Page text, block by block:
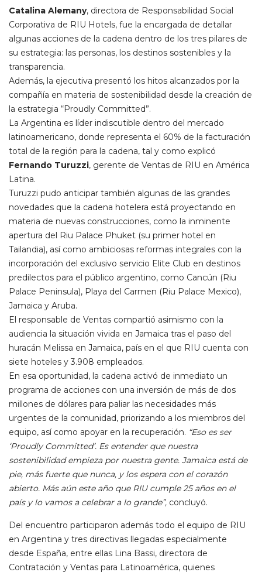
Catalina Alemany, directora de Responsabilidad Social
Corporativa de RIU Hotels, fue la encargada de detallar
algunas acciones de la cadena dentro de los tres pilares de
su estrategia: las personas, los destinos sostenibles y la
transparencia.
Además, la ejecutiva presentó los hitos alcanzados por la
compañía en materia de sostenibilidad desde la creación de
la estrategia “Proudly Committed”.
La Argentina es líder indiscutible dentro del mercado
latinoamericano, donde representa el 60% de la facturación
total de la región para la cadena, tal y como explicó
Fernando Turuzzi, gerente de Ventas de RIU en América
Latina.
Turuzzi pudo anticipar también algunas de las grandes
novedades que la cadena hotelera está proyectando en
materia de nuevas construcciones, como la inminente
apertura del Riu Palace Phuket (su primer hotel en
Tailandia), así como ambiciosas reformas integrales con la
incorporación del exclusivo servicio Elite Club en destinos
predilectos para el público argentino, como Cancún (Riu
Palace Peninsula), Playa del Carmen (Riu Palace Mexico),
Jamaica y Aruba.
El responsable de Ventas compartió asimismo con la
audiencia la situación vivida en Jamaica tras el paso del
huracán Melissa en Jamaica, país en el que RIU cuenta con
siete hoteles y 3.908 empleados.
En esa oportunidad, la cadena activó de inmediato un
programa de acciones con una inversión de más de dos
millones de dólares para paliar las necesidades más
urgentes de la comunidad, priorizando a los miembros del
equipo, así como apoyar en la recuperación. “Eso es ser
‘Proudly Committed’. Es entender que nuestra
sostenibilidad empieza por nuestra gente. Jamaica está de
pie, más fuerte que nunca, y los espera con el corazón
abierto. Más aún este año que RIU cumple 25 años en el
país y lo vamos a celebrar a lo grande”, concluyó.
Del encuentro participaron además todo el equipo de RIU
en Argentina y tres directivas llegadas especialmente
desde España, entre ellas Lina Bassi, directora de
Contratación y Ventas para Latinoamérica, quienes